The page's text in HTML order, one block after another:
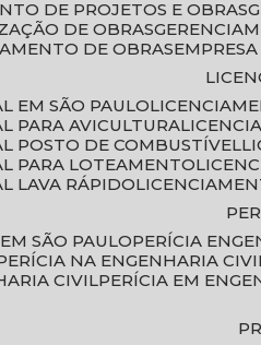
DE PROJETOS E OBRAS
DE OBRAS
DE OBRAS
EM SÃO PAULO
PARA AVICULTURA
POSTO DE COMBUSTÍVEL
PARA LOTEAMENTO
LAVA RÁPIDO
SÃO PAULO
PERÍCIA
PERÍCIA NA ENGENHARIA
CIVIL
PERÍCIA EM